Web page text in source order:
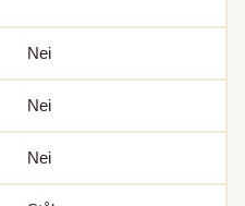
Nei
Nei
Nei